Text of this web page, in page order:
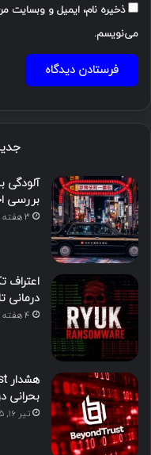
ذخیره نام، ایمیل و وبسایت
می‌نویسم.
بررسی
3 هفته پیش
درمانی
4 هفته پیش
بحرانی
تیر ۱۶, ۱۴۰۵